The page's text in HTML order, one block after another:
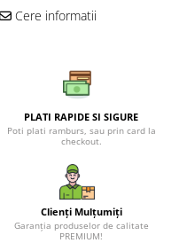
Cere informatii
PLATI RAPIDE SI SIGURE
Poti plati ramburs, sau prin card la
checkout.
Clienți Mulțumiți
Garanția produselor de calitate
PREMIUM!